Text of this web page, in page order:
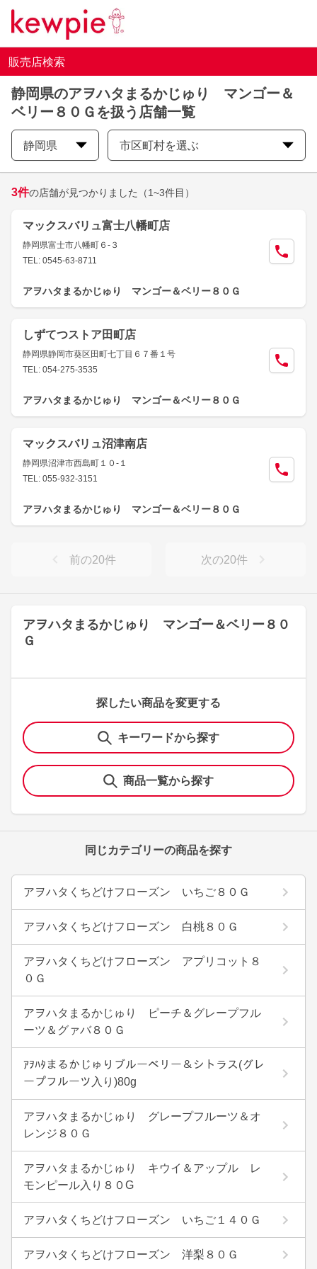
販売店検索
静岡県のアヲハタまるかじゅり マンゴー＆
ベリー８０Ｇを扱う店舗一覧
静岡県 市区町村を選ぶ
アヲハタまるかじゅり マンゴー＆ベリー８０
Ｇ
探したい商品を変更する
キーワードから探す
商品一覧から探す
同じカテゴリーの商品を探す
アヲハタくちどけフローズン いちご８０Ｇ
アヲハタくちどけフローズン 白桃８０Ｇ
アヲハタくちどけフローズン アプリコット８
０Ｇ
アヲハタまるかじゅり ピーチ＆グレープフル
ーツ＆グァバ８０Ｇ
ｱｦﾊﾀまるかじゅりブルーベリー＆シトラス(グレ
ープフルーツ入り)80g
アヲハタまるかじゅり グレープフルーツ＆オ
レンジ８０Ｇ
アヲハタまるかじゅり キウイ＆アップル レ
モンピール入り８０G
アヲハタくちどけフローズン いちご１４０Ｇ
アヲハタくちどけフローズン 洋梨８０Ｇ
3件の店舗が見つかりました （1~3件目）
マックスバリュ富士八幡町店
静岡県富士市八幡町６-３
TEL: 0545-63-8711
アヲハタまるかじゅり マンゴー＆ベリー８０Ｇ
しずてつストア田町店
静岡県静岡市葵区田町七丁目６７番１号
TEL: 054-275-3535
アヲハタまるかじゅり マンゴー＆ベリー８０Ｇ
マックスバリュ沼津南店
静岡県沼津市西島町１０-１
TEL: 055-932-3151
アヲハタまるかじゅり マンゴー＆ベリー８０Ｇ
前の20件 次の20件